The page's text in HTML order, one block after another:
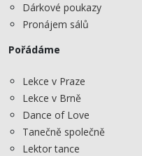
Dárkové poukazy
Pronájem sálů
Pořádáme
Lekce v Praze
Lekce v Brně
Dance of Love
Tanečně společně
Lektor tance